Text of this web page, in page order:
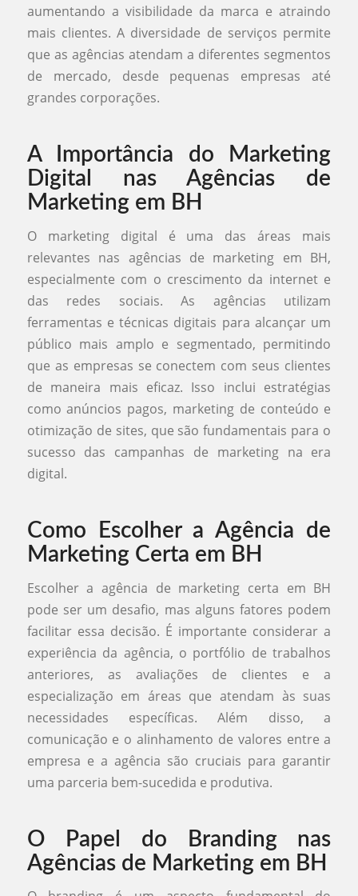
aumentando a visibilidade da marca e atraindo
mais clientes. A diversidade de serviços permite
que as agências atendam a diferentes segmentos
de mercado, desde pequenas empresas até
grandes corporações.
A Importância do Marketing
Digital nas Agências de
Marketing em BH
O marketing digital é uma das áreas mais
relevantes nas agências de marketing em BH,
especialmente com o crescimento da internet e
das redes sociais. As agências utilizam
ferramentas e técnicas digitais para alcançar um
público mais amplo e segmentado, permitindo
que as empresas se conectem com seus clientes
de maneira mais eficaz. Isso inclui estratégias
como anúncios pagos, marketing de conteúdo e
otimização de sites, que são fundamentais para o
sucesso das campanhas de marketing na era
digital.
Como Escolher a Agência de
Marketing Certa em BH
Escolher a agência de marketing certa em BH
pode ser um desafio, mas alguns fatores podem
facilitar essa decisão. É importante considerar a
experiência da agência, o portfólio de trabalhos
anteriores, as avaliações de clientes e a
especialização em áreas que atendam às suas
necessidades específicas. Além disso, a
comunicação e o alinhamento de valores entre a
empresa e a agência são cruciais para garantir
uma parceria bem-sucedida e produtiva.
O Papel do Branding nas
Agências de Marketing em BH